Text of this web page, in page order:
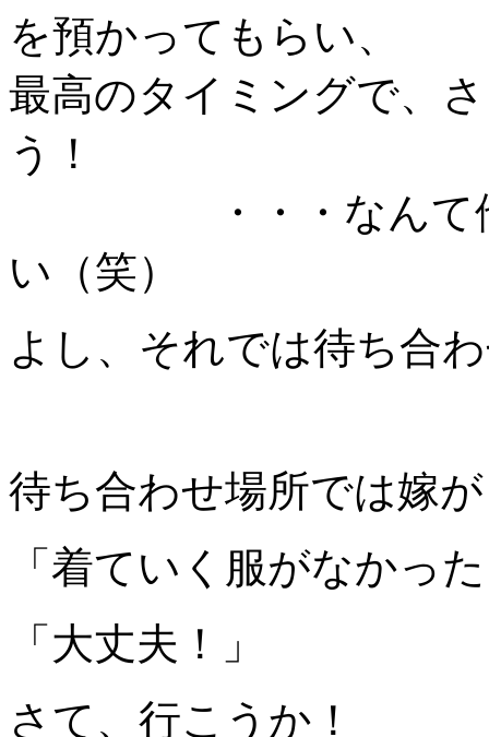
を預かってもらい、
最高のタイミングで、
う！
・・・なんて他力
い（笑）
よし、それでは待ち合
待ち合わせ場所では嫁が
「着ていく服がなかっ
「大丈夫！」
さて、行こうか！